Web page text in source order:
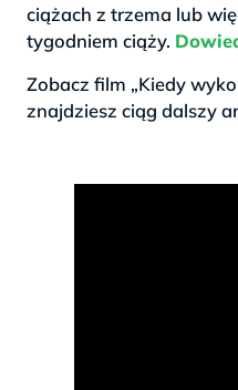
ciążach z trzema lub
tygodniem ciąży.
Zobacz film „Kiedy
znajdziesz ciąg dalszy